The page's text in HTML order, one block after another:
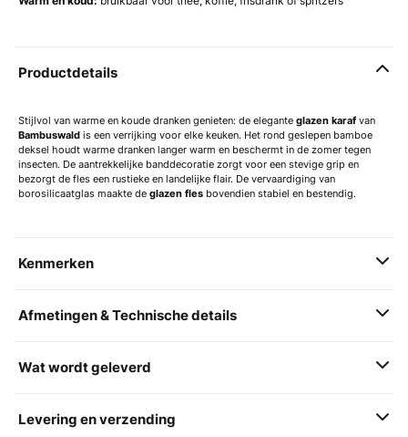
Productdetails
Stijlvol van warme en koude dranken genieten: de elegante glazen karaf van
Bambuswald is een verrijking voor elke keuken. Het rond geslepen bamboe
deksel houdt warme dranken langer warm en beschermt in de zomer tegen
insecten. De aantrekkelijke banddecoratie zorgt voor een stevige grip en
bezorgt de fles een rustieke en landelijke flair. De vervaardiging van
borosilicaatglas maakte de glazen fles bovendien stabiel en bestendig.
Kenmerken
Afmetingen & Technische details
Wat wordt geleverd
Levering en verzending